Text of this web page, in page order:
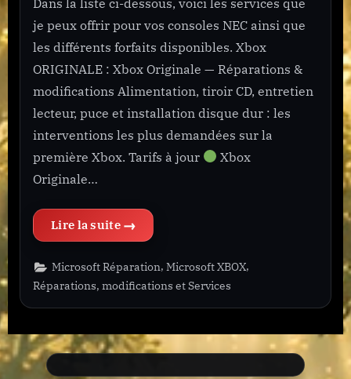
je peux offrir pour vos consoles NEC ainsi que
les différents forfaits disponibles. Xbox
ORIGINALE : Xbox Originale — Réparations &
modifications Alimentation, tiroir CD, entretien
lecteur, puce et installation disque dur : les
interventions les plus demandées sur la
première Xbox. Tarifs à jour
Xbox
Originale…
Microsoft Réparation,Microsoft XBOX,
Réparations, modifications et Services